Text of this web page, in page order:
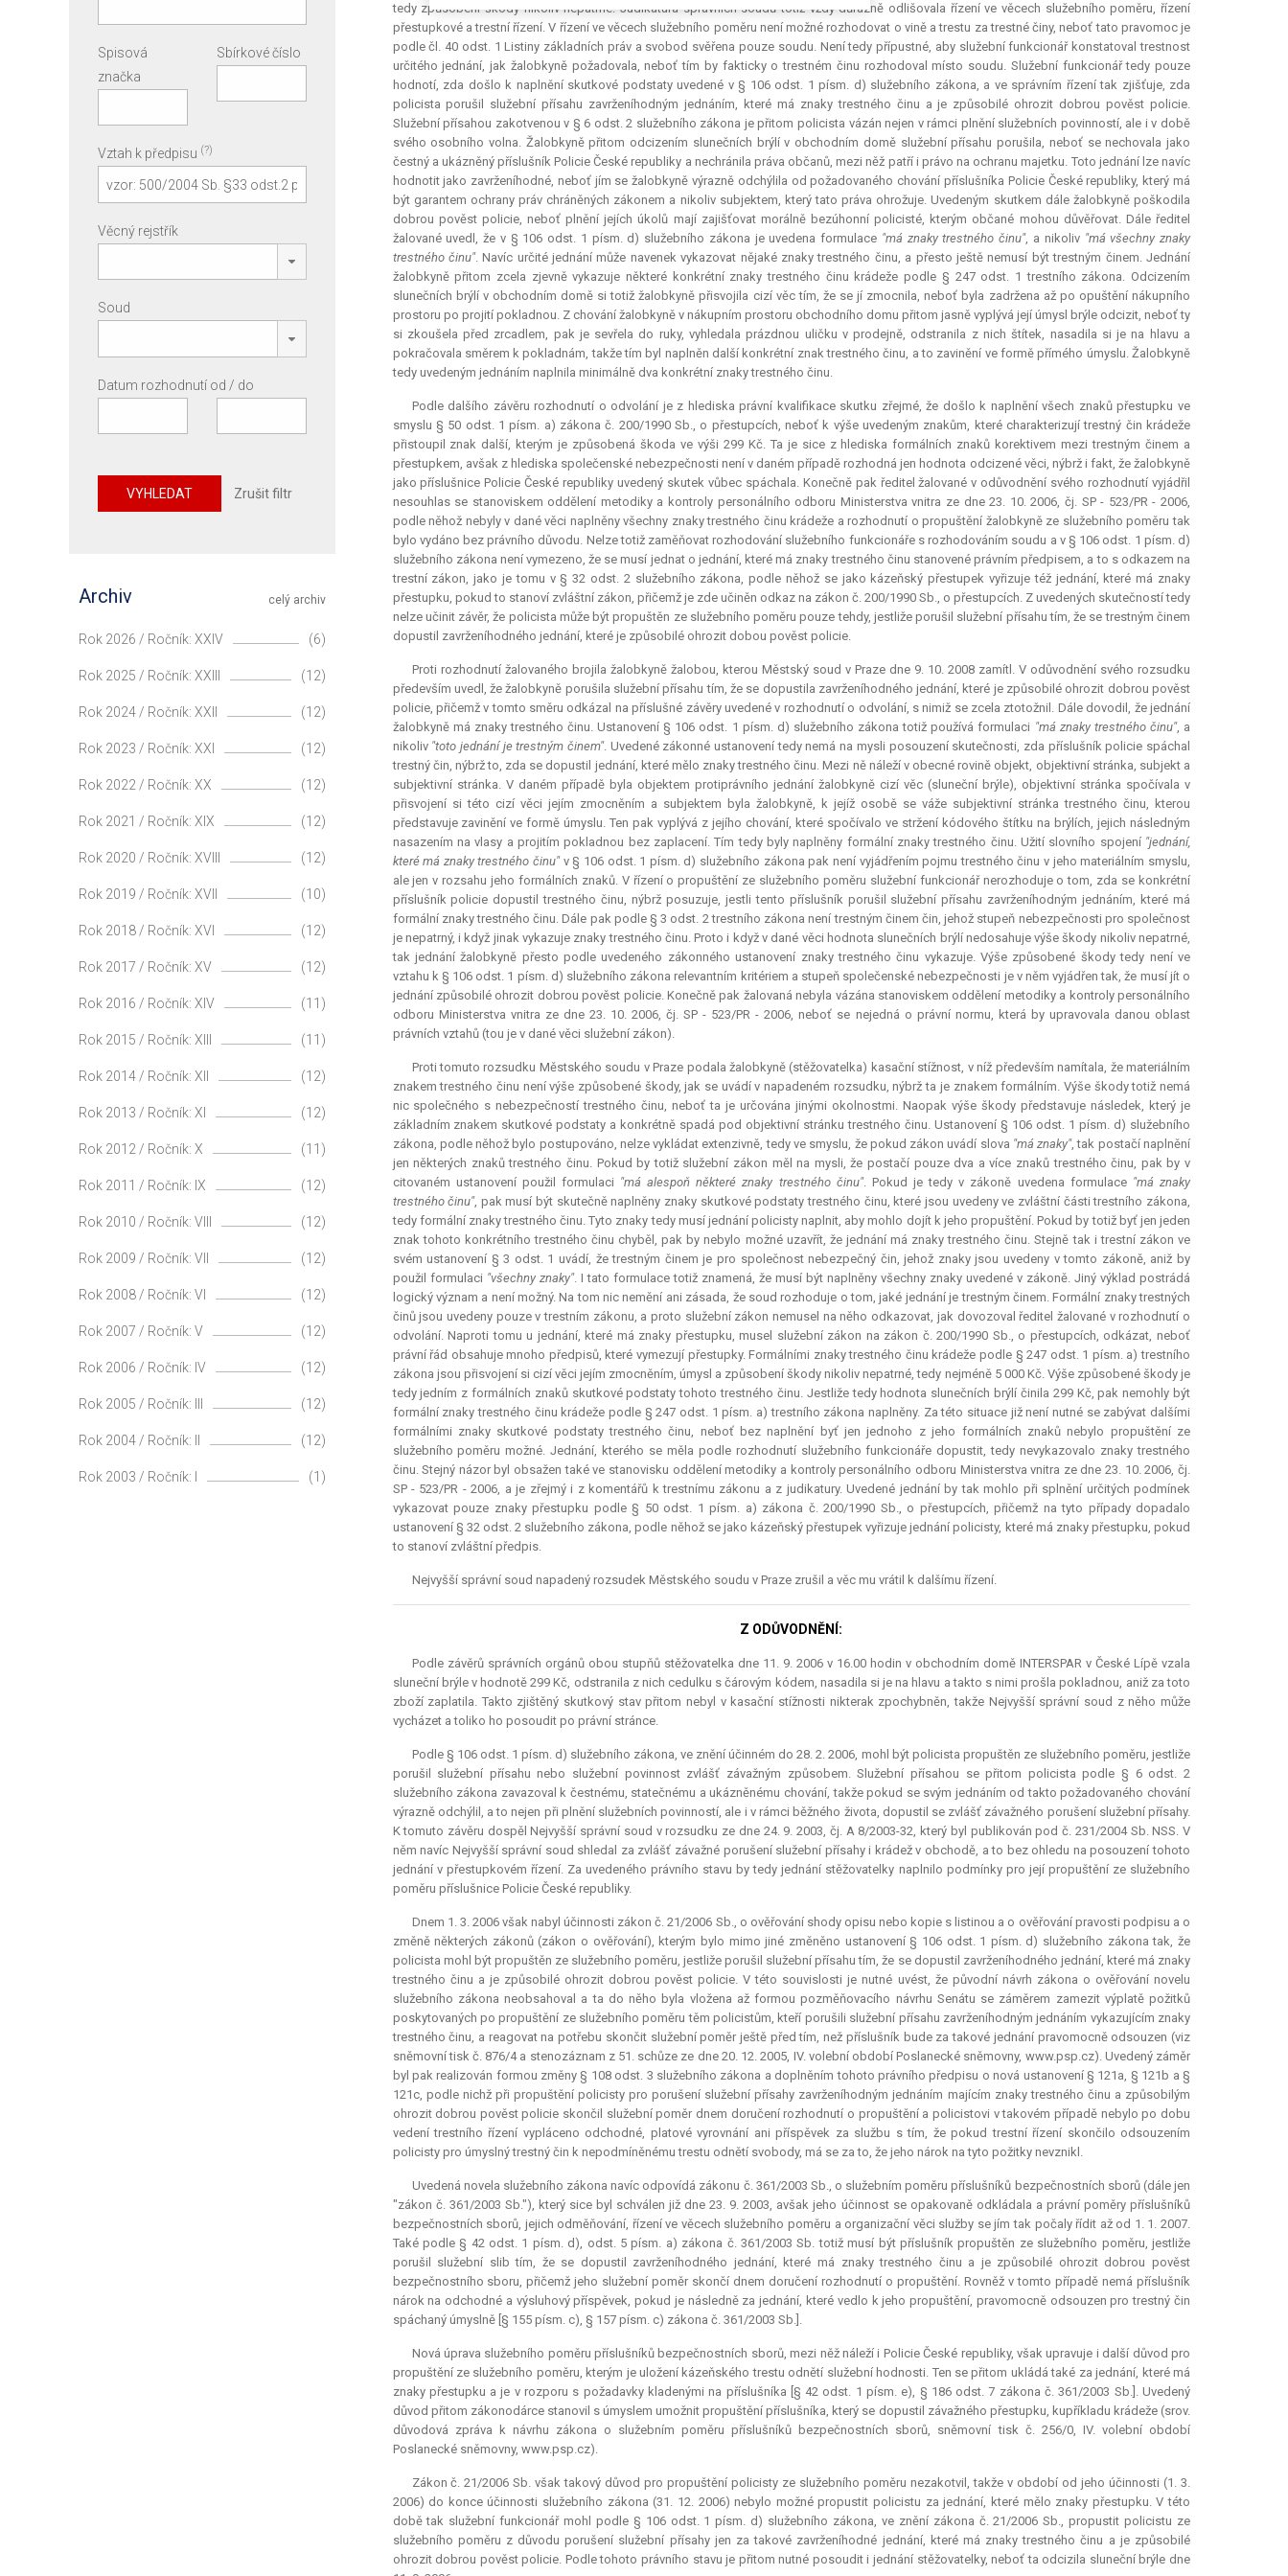
tedy způsobení škody nikoliv nepatrné.Judikaturasprávních soudů totiž vždy důrazně odlišovala řízení ve věcech služebního poměru, řízení
přestupkové a trestní řízení. V řízení ve věcech služebního poměru není možné rozhodovat o vině a trestu za trestné činy, neboť tato pravomoc je
podle čl. 40 odst. 1 Listiny základních práv a svobod svěřena pouze soudu. Není tedy přípustné, aby služební funkcionář konstatoval trestnost
určitého jednání, jak žalobkyně požadovala, neboť tím by fakticky o trestném činu rozhodoval místo soudu. Služební funkcionář tedy pouze
hodnotí, zda došlo k naplnění skutkové podstaty uvedené v § 106 odst. 1 písm. d) služebního zákona, a ve správním řízení tak zjišťuje, zda
policista porušil služební přísahu zavrženíhodným jednáním, které má znaky trestného činu a je způsobilé ohrozit dobrou pověst policie.
Služební přísahou zakotvenou v § 6 odst. 2 služebního zákona je přitom policista vázán nejen v rámci plnění služebních povinností, ale i v době
svého osobního volna. Žalobkyně přitom odcizením slunečních brýlí v obchodním domě služební přísahu porušila, neboť se nechovala jako
čestný a ukázněný příslušník Policie České republiky a nechránila práva občanů, mezi něž patří i právo na ochranu majetku. Toto jednání lze navíc
hodnotit jako zavrženíhodné, neboť jím se žalobkyně výrazně odchýlila od požadovaného chování příslušníka Policie České republiky, který má
být garantem ochrany práv chráněných zákonem a nikoliv subjektem, který tato práva ohrožuje. Uvedeným skutkem dále žalobkyně poškodila
dobrou pověst policie, neboť plnění jejích úkolů mají zajišťovat morálně bezúhonní policisté, kterým občané mohou důvěřovat. Dále ředitel
žalované uvedl, že v § 106 odst. 1 písm. d) služebního zákona je uvedena formulace "má znaky trestného činu", a nikoliv "má všechny znaky
trestného činu". Navíc určité jednání může navenek vykazovat nějaké znaky trestného činu, a přesto ještě nemusí být trestným činem. Jednání
žalobkyně přitom zcela zjevně vykazuje některé konkrétní znaky trestného činu krádeže podle § 247 odst. 1 trestního zákona. Odcizením
slunečních brýlí v obchodním domě si totiž žalobkyně přisvojila cizí věc tím, že se jí zmocnila, neboť byla zadržena až po opuštění nákupního
prostoru po projití pokladnou. Z chování žalobkyně v nákupním prostoru obchodního domu přitom jasně vyplývá její úmysl brýle odcizit, neboť ty
si zkoušela před zrcadlem, pak je sevřela do ruky, vyhledala prázdnou uličku v prodejně, odstranila z nich štítek, nasadila si je na hlavu a
pokračovala směrem k pokladnám, takže tím byl naplněn další konkrétní znak trestného činu, a to zavinění ve formě přímého úmyslu. Žalobkyně
tedy uvedeným jednáním naplnila minimálně dva konkrétní znaky trestného činu.
Podle dalšího závěru rozhodnutí o odvolání je z hlediska právní kvalifikace skutku zřejmé, že došlo k naplnění všech znaků přestupku ve
smyslu § 50 odst. 1 písm. a) zákona č. 200/1990 Sb., o přestupcích, neboť k výše uvedeným znakům, které charakterizují trestný čin krádeže
přistoupil znak další, kterým je způsobená škoda ve výši 299 Kč. Ta je sice z hlediska formálních znaků korektivem mezi trestným činem a
přestupkem, avšak z hlediska společenské nebezpečnosti není v daném případě rozhodná jen hodnota odcizené věci, nýbrž i fakt, že žalobkyně
jako příslušnice Policie České republiky uvedený skutek vůbec spáchala. Konečně pak ředitel žalované v odůvodnění svého rozhodnutí vyjádřil
nesouhlas se stanoviskem oddělení metodiky a kontroly personálního odboru Ministerstva vnitra ze dne 23. 10. 2006, čj. SP - 523/PR - 2006,
podle něhož nebyly v dané věci naplněny všechny znaky trestného činu krádeže a rozhodnutí o propuštění žalobkyně ze služebního poměru tak
bylo vydáno bez právního důvodu. Nelze totiž zaměňovat rozhodování služebního funkcionáře s rozhodováním soudu a v § 106 odst. 1 písm. d)
služebního zákona není vymezeno, že se musí jednat o jednání, které má znaky trestného činu stanovené právním předpisem, a to s odkazem na
trestní zákon, jako je tomu v § 32 odst. 2 služebního zákona, podle něhož se jako kázeňský přestupek vyřizuje též jednání, které má znaky
přestupku, pokud to stanoví zvláštní zákon, přičemž je zde učiněn odkaz na zákon č. 200/1990 Sb., o přestupcích. Z uvedených skutečností tedy
nelze učinit závěr, že policista může být propuštěn ze služebního poměru pouze tehdy, jestliže porušil služební přísahu tím, že se trestným činem
dopustil zavrženíhodného jednání, které je způsobilé ohrozit dobou pověst policie.
Proti rozhodnutí žalovaného brojila žalobkyně žalobou, kterou Městský soud v Praze dne 9. 10. 2008 zamítl. V odůvodnění svého rozsudku
především uvedl, že žalobkyně porušila služební přísahu tím, že se dopustila zavrženíhodného jednání, které je způsobilé ohrozit dobrou pověst
policie, přičemž v tomto směru odkázal na příslušné závěry uvedené v rozhodnutí o odvolání, s nimiž se zcela ztotožnil. Dále dovodil, že jednání
žalobkyně má znaky trestného činu. Ustanovení § 106 odst. 1 písm. d) služebního zákona totiž používá formulaci "má znaky trestného činu", a
nikoliv "toto jednání je trestným činem". Uvedené zákonné ustanovení tedy nemá na mysli posouzení skutečnosti, zda příslušník policie spáchal
trestný čin, nýbrž to, zda se dopustil jednání, které mělo znaky trestného činu. Mezi ně náleží v obecné rovině objekt, objektivní stránka, subjekt a
subjektivní stránka. V daném případě byla objektem protiprávního jednání žalobkyně cizí věc (sluneční brýle), objektivní stránka spočívala v
přisvojení si této cizí věci jejím zmocněním a subjektem byla žalobkyně, k jejíž osobě se váže subjektivní stránka trestného činu, kterou
představuje zavinění ve formě úmyslu. Ten pak vyplývá z jejího chování, které spočívalo ve stržení kódového štítku na brýlích, jejich následným
nasazením na vlasy a projitím pokladnou bez zaplacení. Tím tedy byly naplněny formální znaky trestného činu. Užití slovního spojení "jednání,
které má znaky trestného činu"v § 106 odst. 1 písm. d) služebního zákona pak není vyjádřením pojmu trestného činu v jeho materiálním smyslu,
ale jen v rozsahu jeho formálních znaků. V řízení o propuštění ze služebního poměru služební funkcionář nerozhoduje o tom, zda se konkrétní
příslušník policie dopustil trestného činu, nýbrž posuzuje, jestli tento příslušník porušil služební přísahu zavrženíhodným jednáním, které má
formální znaky trestného činu. Dále pak podle § 3 odst. 2 trestního zákona není trestným činem čin, jehož stupeň nebezpečnosti pro společnost
je nepatrný, i když jinak vykazuje znaky trestného činu. Proto i když v dané věci hodnota slunečních brýlí nedosahuje výše škody nikoliv nepatrné,
tak jednání žalobkyně přesto podle uvedeného zákonného ustanovení znaky trestného činu vykazuje. Výše způsobené škody tedy není ve
vztahu k § 106 odst. 1 písm. d) služebního zákona relevantním kritériem a stupeň společenské nebezpečnosti je v něm vyjádřen tak, že musí jít o
jednání způsobilé ohrozit dobrou pověst policie. Konečně pak žalovaná nebyla vázána stanoviskem oddělení metodiky a kontroly personálního
odboru Ministerstva vnitra ze dne 23. 10. 2006, čj. SP - 523/PR - 2006, neboť se nejedná o právní normu, která by upravovala danou oblast
právních vztahů (tou je v dané věci služební zákon).
Proti tomuto rozsudku Městského soudu v Praze podala žalobkyně (stěžovatelka) kasační stížnost, v níž především namítala, že materiálním
znakem trestného činu není výše způsobené škody, jak se uvádí v napadeném rozsudku, nýbrž ta je znakem formálním. Výše škody totiž nemá
nic společného s nebezpečností trestného činu, neboť ta je určována jinými okolnostmi. Naopak výše škody představuje následek, který je
základním znakem skutkové podstaty a konkrétně spadá pod objektivní stránku trestného činu. Ustanovení § 106 odst. 1 písm. d) služebního
zákona, podle něhož bylo postupováno, nelze vykládat extenzivně, tedy ve smyslu, že pokud zákon uvádí slova "má znaky", tak postačí naplnění
jen některých znaků trestného činu. Pokud by totiž služební zákon měl na mysli, že postačí pouze dva a více znaků trestného činu, pak by v
citovaném ustanovení použil formulaci "má alespoň některé znaky trestného činu". Pokud je tedy v zákoně uvedena formulace "má znaky
trestného činu", pak musí být skutečně naplněny znaky skutkové podstaty trestného činu, které jsou uvedeny ve zvláštní části trestního zákona,
tedy formální znaky trestného činu. Tyto znaky tedy musí jednání policisty naplnit, aby mohlo dojít k jeho propuštění. Pokud by totiž byť jen jeden
znak tohoto konkrétního trestného činu chyběl, pak by nebylo možné uzavřít, že jednání má znaky trestného činu. Stejně tak i trestní zákon ve
svém ustanovení § 3 odst. 1 uvádí, že trestným činem je pro společnost nebezpečný čin, jehož znaky jsou uvedeny v tomto zákoně, aniž by
použil formulaci "všechny znaky". I tato formulace totiž znamená, že musí být naplněny všechny znaky uvedené v zákoně. Jiný výklad postrádá
logický význam a není možný. Na tom nic nemění ani zásada, že soud rozhoduje o tom, jaké jednání je trestným činem. Formální znaky trestných
činů jsou uvedeny pouze v trestním zákonu, a proto služební zákon nemusel na něho odkazovat, jak dovozoval ředitel žalované v rozhodnutí o
odvolání. Naproti tomu u jednání, které má znaky přestupku, musel služební zákon na zákon č. 200/1990 Sb., o přestupcích, odkázat, neboť
právní řád obsahuje mnoho předpisů, které vymezují přestupky. Formálními znaky trestného činu krádeže podle § 247 odst. 1 písm. a) trestního
zákona jsou přisvojení si cizí věci jejím zmocněním, úmysl a způsobení škody nikoliv nepatrné, tedy nejméně 5 000 Kč. Výše způsobené škody je
tedy jedním z formálních znaků skutkové podstaty tohoto trestného činu. Jestliže tedy hodnota slunečních brýlí činila 299 Kč, pak nemohly být
formální znaky trestného činu krádeže podle § 247 odst. 1 písm. a) trestního zákona naplněny. Za této situace již není nutné se zabývat dalšími
formálními znaky skutkové podstaty trestného činu, neboť bez naplnění byť jen jednoho z jeho formálních znaků nebylo propuštění ze
služebního poměru možné. Jednání, kterého se měla podle rozhodnutí služebního funkcionáře dopustit, tedy nevykazovalo znaky trestného
činu. Stejný názor byl obsažen také ve stanovisku oddělení metodiky a kontroly personálního odboru Ministerstva vnitra ze dne 23. 10. 2006, čj.
SP - 523/PR - 2006, a je zřejmý i z komentářů k trestnímu zákonu a z judikatury. Uvedené jednání by tak mohlo při splnění určitých podmínek
vykazovat pouze znaky přestupku podle § 50 odst. 1 písm. a) zákona č. 200/1990 Sb., o přestupcích, přičemž na tyto případy dopadalo
ustanovení § 32 odst. 2 služebního zákona, podle něhož se jako kázeňský přestupek vyřizuje jednání policisty, které má znaky přestupku, pokud
to stanoví zvláštní předpis.
Nejvyšší správní soud napadený rozsudek Městského soudu v Praze zrušil a věc mu vrátil k dalšímu řízení.
Z ODŮVODNĚNÍ:
Podle závěrů správních orgánů obou stupňů stěžovatelka dne 11. 9. 2006 v 16.00 hodin v obchodním domě INTERSPAR v České Lípě vzala
sluneční brýle v hodnotě 299 Kč, odstranila z nich cedulku s čárovým kódem, nasadila si je na hlavu a takto s nimi prošla pokladnou, aniž za toto
zboží zaplatila. Takto zjištěný skutkový stav přitom nebyl v kasační stížnosti nikterak zpochybněn, takže Nejvyšší správní soud z něho může
vycházet a toliko ho posoudit po právní stránce.
Podle § 106 odst. 1 písm. d) služebního zákona, ve znění účinném do 28. 2. 2006, mohl být policista propuštěn ze služebního poměru, jestliže
porušil služební přísahu nebo služební povinnost zvlášť závažným způsobem. Služební přísahou se přitom policista podle § 6 odst. 2
služebního zákona zavazoval k čestnému, statečnému a ukázněnému chování, takže pokud se svým jednáním od takto požadovaného chování
výrazně odchýlil, a to nejen při plnění služebních povinností, ale i v rámci běžného života, dopustil se zvlášť závažného porušení služební přísahy.
K tomuto závěru dospěl Nejvyšší správní soud v rozsudku ze dne 24. 9. 2003, čj. A 8/2003-32, který byl publikován pod č. 231/2004 Sb. NSS. V
něm navíc Nejvyšší správní soud shledal za zvlášť závažné porušení služební přísahy i krádež v obchodě, a to bez ohledu na posouzení tohoto
jednání v přestupkovém řízení. Za uvedeného právního stavu by tedy jednání stěžovatelky naplnilo podmínky pro její propuštění ze služebního
poměru příslušnice Policie České republiky.
Dnem 1. 3. 2006 však nabyl účinnosti zákon č. 21/2006 Sb., o ověřování shody opisu nebo kopie s listinou a o ověřování pravosti podpisu a o
změně některých zákonů (zákon o ověřování), kterým bylo mimo jiné změněno ustanovení § 106 odst. 1 písm. d) služebního zákona tak, že
policista mohl být propuštěn ze služebního poměru, jestliže porušil služební přísahu tím, že se dopustil zavrženíhodného jednání, které má znaky
trestného činu a je způsobilé ohrozit dobrou pověst policie. V této souvislosti je nutné uvést, že původní návrh zákona o ověřování novelu
služebního zákona neobsahoval a ta do něho byla vložena až formou pozměňovacího návrhu Senátu se záměrem zamezit výplatě požitků
poskytovaných po propuštění ze služebního poměru těm policistům, kteří porušili služební přísahu zavrženíhodným jednáním vykazujícím znaky
trestného činu, a reagovat na potřebu skončit služební poměr ještě před tím, než příslušník bude za takové jednání pravomocně odsouzen (viz
sněmovní tisk č. 876/4 a stenozáznam z 51. schůze ze dne 20. 12. 2005, IV. volební období Poslanecké sněmovny, www.psp.cz). Uvedený záměr
byl pak realizován formou změny § 108 odst. 3 služebního zákona a doplněním tohoto právního předpisu o nová ustanovení § 121a, § 121b a §
121c, podle nichž při propuštění policisty pro porušení služební přísahy zavrženíhodným jednáním majícím znaky trestného činu a způsobilým
ohrozit dobrou pověst policie skončil služební poměr dnem doručení rozhodnutí o propuštění a policistovi v takovém případě nebylo po dobu
vedení trestního řízení vypláceno odchodné, platové vyrovnání ani příspěvek za službu s tím, že pokud trestní řízení skončilo odsouzením
policisty pro úmyslný trestný čin k nepodmíněnému trestu odnětí svobody, má se za to, že jeho nárok na tyto požitky nevznikl.
Uvedená novela služebního zákona navíc odpovídá zákonu č. 361/2003 Sb., o služebním poměru příslušníků bezpečnostních sborů (dále jen
"zákon č. 361/2003 Sb."), který sice byl schválen již dne 23. 9. 2003, avšak jeho účinnost se opakovaně odkládala a právní poměry příslušníků
bezpečnostních sborů, jejich odměňování, řízení ve věcech služebního poměru a organizační věci služby se jím tak počaly řídit až od 1. 1. 2007.
Také podle § 42 odst. 1 písm. d), odst. 5 písm. a) zákona č. 361/2003 Sb. totiž musí být příslušník propuštěn ze služebního poměru, jestliže
porušil služební slib tím, že se dopustil zavrženíhodného jednání, které má znaky trestného činu a je způsobilé ohrozit dobrou pověst
bezpečnostního sboru, přičemž jeho služební poměr skončí dnem doručení rozhodnutí o propuštění. Rovněž v tomto případě nemá příslušník
nárok na odchodné a výsluhový příspěvek, pokud je následně za jednání, které vedlo k jeho propuštění, pravomocně odsouzen pro trestný čin
spáchaný úmyslně [§ 155 písm. c), § 157 písm. c) zákona č. 361/2003 Sb.].
Nová úprava služebního poměru příslušníků bezpečnostních sborů, mezi něž náleží i Policie České republiky, však upravuje i další důvod pro
propuštění ze služebního poměru, kterým je uložení kázeňského trestu odnětí služební hodnosti. Ten se přitom ukládá také za jednání, které má
znaky přestupku a je v rozporu s požadavky kladenými na příslušníka [§ 42 odst. 1 písm. e), § 186 odst. 7 zákona č. 361/2003 Sb.]. Uvedený
důvod přitom zákonodárce stanovil s úmyslem umožnit propuštění příslušníka, který se dopustil závažného přestupku, kupříkladu krádeže (srov.
důvodová zpráva k návrhu zákona o služebním poměru příslušníků bezpečnostních sborů, sněmovní tisk č. 256/0, IV. volební období
Poslanecké sněmovny, www.psp.cz).
Zákon č. 21/2006 Sb. však takový důvod pro propuštění policisty ze služebního poměru nezakotvil, takže v období od jeho účinnosti (1. 3.
2006) do konce účinnosti služebního zákona (31. 12. 2006) nebylo možné propustit policistu za jednání, které mělo znaky přestupku. V této
době tak služební funkcionář mohl podle § 106 odst. 1 písm. d) služebního zákona, ve znění zákona č. 21/2006 Sb., propustit policistu ze
služebního poměru z důvodu porušení služební přísahy jen za takové zavrženíhodné jednání, které má znaky trestného činu a je způsobilé
ohrozit dobrou pověst policie. Podle tohoto právního stavu je přitom nutné posoudit i jednání stěžovatelky, neboť ta odcizila sluneční brýle dne
Spisová
značka
Sbírkové číslo
Vztah k předpisu (?)
Věcný rejstřík
Soud
Datum rozhodnutí od / do
VYHLEDAT Zrušit filtr
celý archiv
Archiv
Rok 2026 / Ročník: XXIV (6)
Rok 2025 / Ročník: XXIII (12)
Rok 2024 / Ročník: XXII (12)
Rok 2023 / Ročník: XXI (12)
Rok 2022 / Ročník: XX (12)
Rok 2021 / Ročník: XIX (12)
Rok 2020 / Ročník: XVIII (12)
Rok 2019 / Ročník: XVII (10)
Rok 2018 / Ročník: XVI (12)
Rok 2017 / Ročník: XV (12)
Rok 2016 / Ročník: XIV (11)
Rok 2015 / Ročník: XIII (11)
Rok 2014 / Ročník: XII (12)
Rok 2013 / Ročník: XI (12)
Rok 2012 / Ročník: X (11)
Rok 2011 / Ročník: IX (12)
Rok 2010 / Ročník: VIII (12)
Rok 2009 / Ročník: VII (12)
Rok 2008 / Ročník: VI (12)
Rok 2007 / Ročník: V (12)
Rok 2006 / Ročník: IV (12)
Rok 2005 / Ročník: III (12)
Rok 2004 / Ročník: II (12)
Rok 2003 / Ročník: I (1)